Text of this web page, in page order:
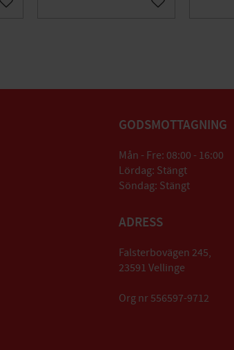
Lägg till i favoriter Lägg till i favoriter
GODSMOTTAGNING
Mån - Fre: 08:00 - 16:00
Lördag: Stängt
Söndag: Stängt
ADRESS
Falsterbovägen 245,
23591 Vellinge
Org nr 556597-9712